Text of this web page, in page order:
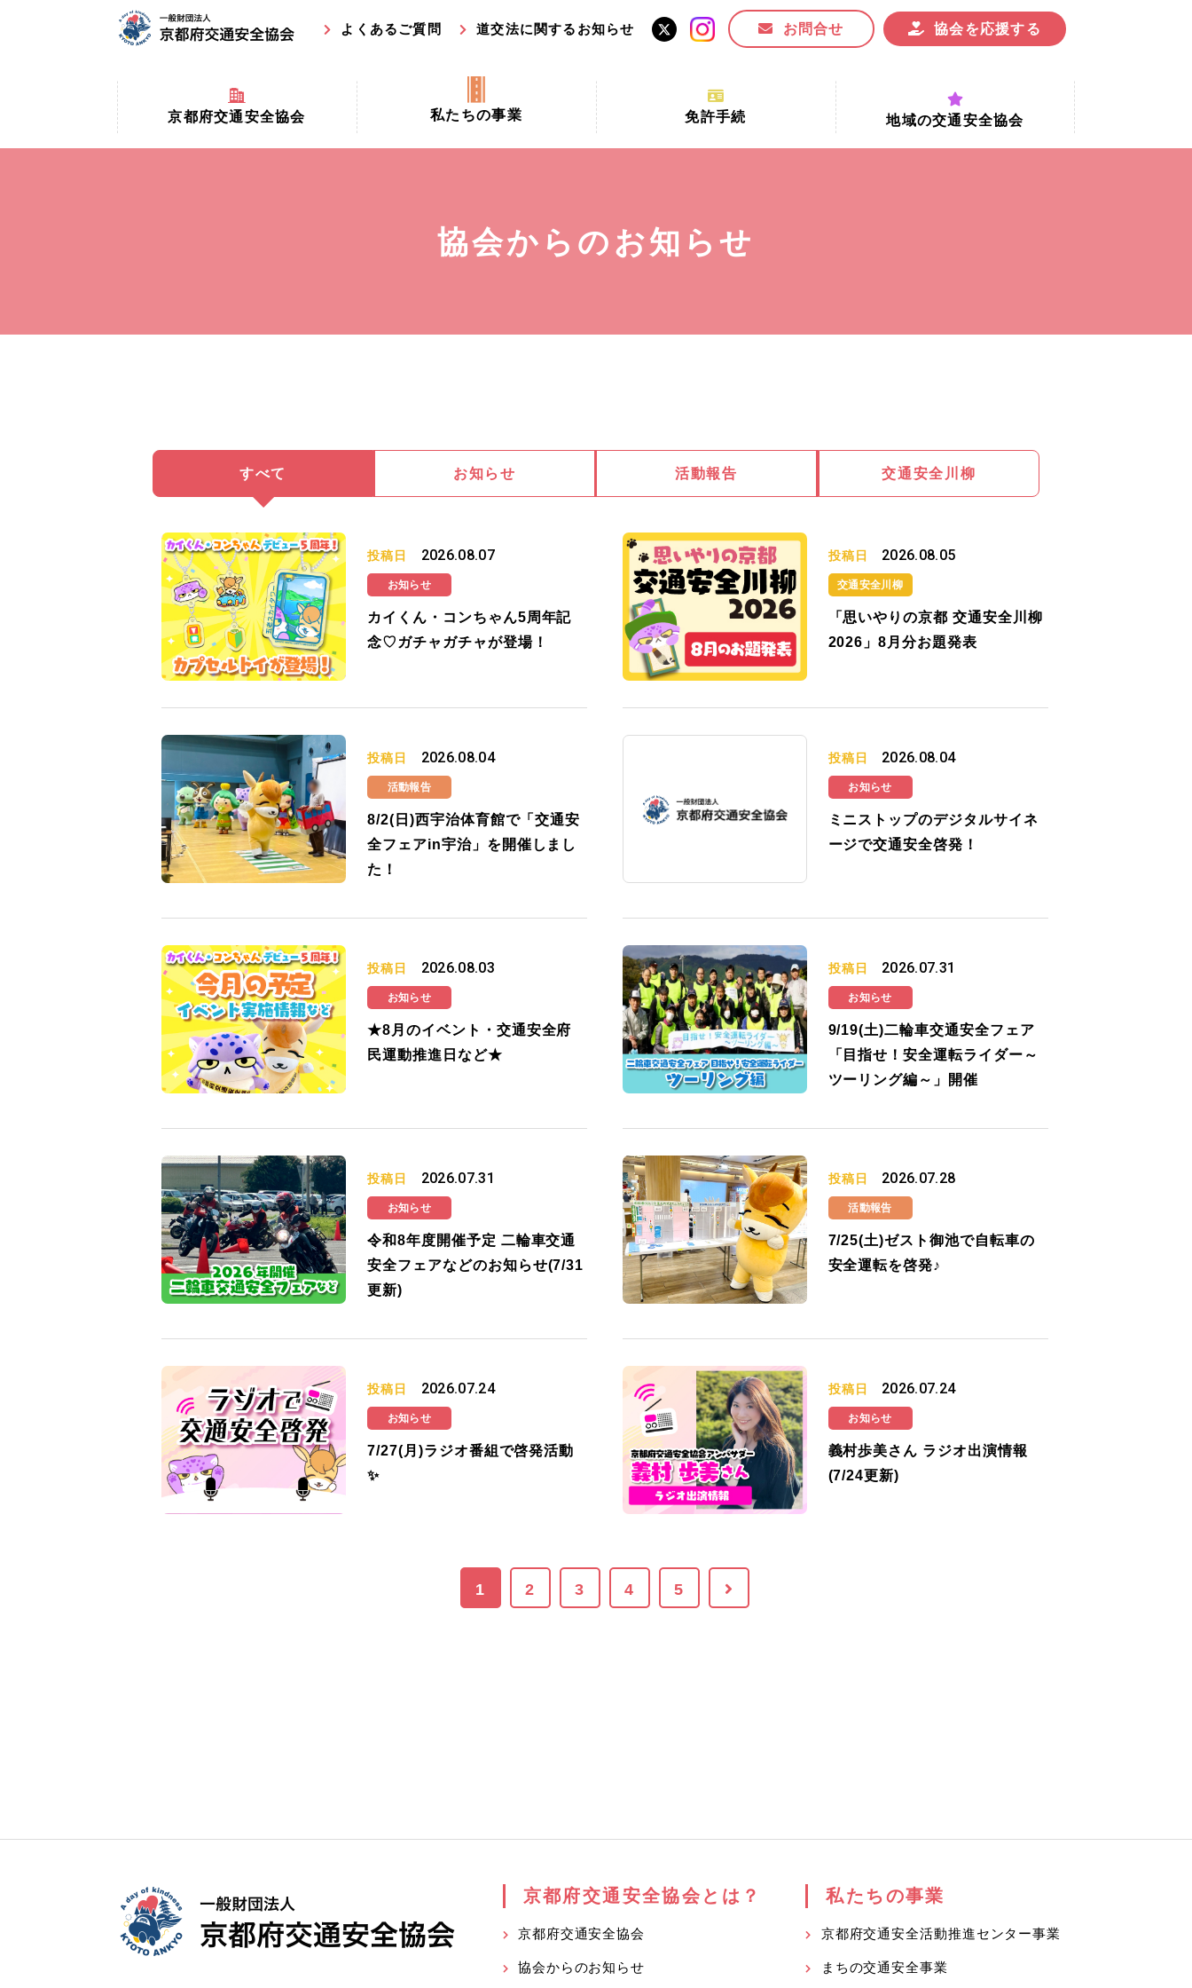
よくあるご質問 道交法に関するお知らせ お問合せ 協会を応援する
京都府交通安全協会
京都府交通安全協会とは？
私たちの事業
京都府交通安全活動推進センター事業
交通安全協力金の活用事業
免許手続
手続場所の対象者及び受付時間
講習時間
地域の交通安全協会
協会からのお知らせ
すべて お知らせ 活動報告 交通安全川柳
投稿日 2026.08.07
お知らせ
カイくん・コンちゃん5周年記
念♡ガチャガチャが登場！
投稿日 2026.08.05
交通安全川柳
「思いやりの京都 交通安全川柳
2026」8月分お題発表
投稿日 2026.08.04
活動報告
8/2(日)西宇治体育館で「交通安
全フェアin宇治」を開催しまし
た！
投稿日 2026.08.04
お知らせ
ミニストップのデジタルサイネ
ージで交通安全啓発！
投稿日 2026.08.03
お知らせ
★8月のイベント・交通安全府
民運動推進日など★
投稿日 2026.07.31
お知らせ
9/19(土)二輪車交通安全フェア
「目指せ！安全運転ライダー～
ツーリング編～」開催
投稿日 2026.07.31
お知らせ
令和8年度開催予定 二輪車交通
安全フェアなどのお知らせ(7/31
更新)
投稿日 2026.07.28
活動報告
7/25(土)ゼスト御池で自転車の
安全運転を啓発♪
投稿日 2026.07.24
お知らせ
7/27(月)ラジオ番組で啓発活動
✨
投稿日 2026.07.24
お知らせ
義村歩美さん ラジオ出演情報
(7/24更新)
1 2 3 4 5
京都府交通安全協会とは？
京都府交通安全協会
協会からのお知らせ
私たちの事業
京都府交通安全活動推進センター事業
まちの交通安全事業